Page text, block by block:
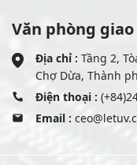
Văn phòng
Địa chỉ : Tầng 2,
Chợ Dừa, Thành
Điện thoại :
Email :